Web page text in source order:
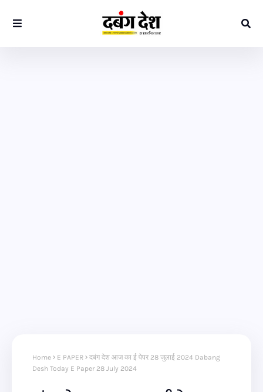
Home E PAPER
दबंग देश आज का ई पेपर 28 जुलाई 2024 Dabang
Desh Today E Paper 28 July 2024